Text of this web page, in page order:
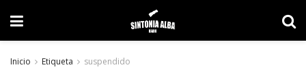
Inicio Etiqueta suspendido